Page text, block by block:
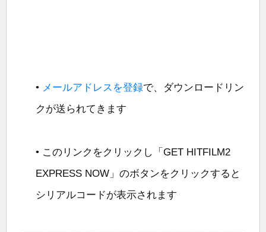
• メールアドレスを登録で、ダウンロードリン
クが送られてきます
• このリンクをクリックし「GET HITFILM2
EXPRESS NOW」のボタンをクリックすると
シリアルコードが表示されます